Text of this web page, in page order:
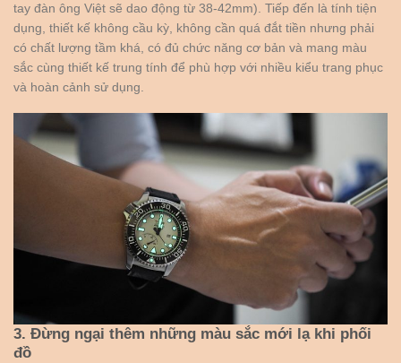
tay đàn ông Việt sẽ dao động từ 38-42mm). Tiếp đến là tính tiện
dụng, thiết kế không cầu kỳ, không cần quá đắt tiền nhưng phải
có chất lượng tầm khá, có đủ chức năng cơ bản và mang màu
sắc cùng thiết kế trung tính để phù hợp với nhiều kiểu trang phục
và hoàn cảnh sử dụng.
3. Đừng ngại thêm những màu sắc mới lạ khi phối
đồ